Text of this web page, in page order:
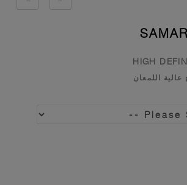
HIGH
عالية اللمعان